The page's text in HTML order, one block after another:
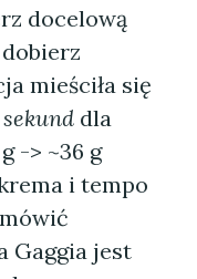
docelową
mieściła się
dla
-> ~36 g
i tempo
Gaggia jest